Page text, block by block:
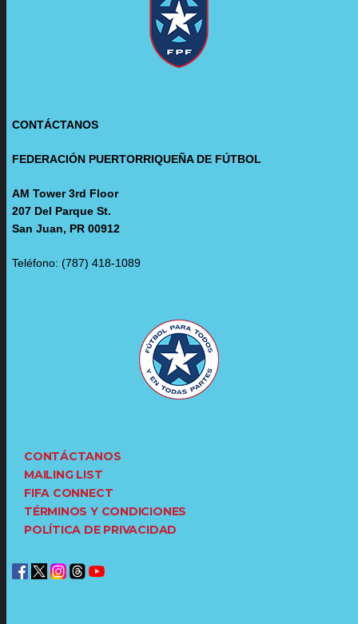
CONTÁCTANOS
FEDERACIÓN PUERTORRIQUEÑA DE FÚTBOL
AM Tower 3rd Floor
207 Del Parque St.
San Juan, PR 00912
Teléfono: (787) 418-1089
CONTÁCTANOS
MAILING LIST
FIFA CONNECT
TÉRMINOS Y CONDICIONES
POLÍTICA DE PRIVACIDAD